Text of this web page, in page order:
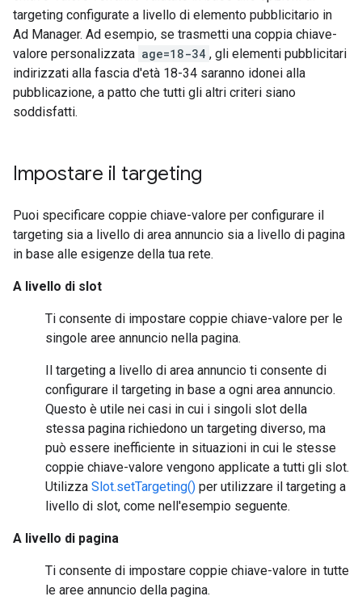
targeting configurate a livello di elemento pubblicitario in
Ad Manager. Ad esempio, se trasmetti una coppia chiave-
valore personalizzata age=18-34 , gli elementi pubblicitari
indirizzati alla fascia d'età 18-34 saranno idonei alla
pubblicazione, a patto che tutti gli altri criteri siano
soddisfatti.
Impostare il targeting
Puoi specificare coppie chiave-valore per configurare il
targeting sia a livello di area annuncio sia a livello di pagina
in base alle esigenze della tua rete.
A livello di slot
Ti consente di impostare coppie chiave-valore per le
singole aree annuncio nella pagina.
Il targeting a livello di area annuncio ti consente di
configurare il targeting in base a ogni area annuncio.
Questo è utile nei casi in cui i singoli slot della
stessa pagina richiedono un targeting diverso, ma
può essere inefficiente in situazioni in cui le stesse
coppie chiave-valore vengono applicate a tutti gli slot.
Utilizza Slot.setTargeting() per utilizzare il targeting a
livello di slot, come nell'esempio seguente.
A livello di pagina
Ti consente di impostare coppie chiave-valore in tutte
le aree annuncio della pagina.